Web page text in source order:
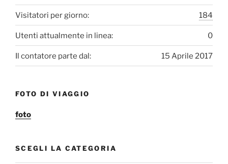
a
n
n
184
Visitatori per giorno:
0
Utenti attualmente in linea:
15 Aprile 2017
Il contatore parte dal:
FOTO DI VIAGGIO
foto
SCEGLI LA CATEGORIA